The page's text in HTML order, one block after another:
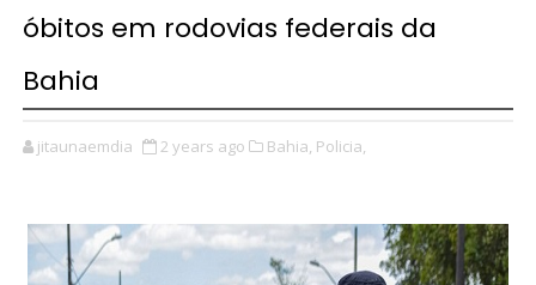
óbitos em rodovias federais da
Bahia
jitaunaemdia 2 years ago Bahia, Policia,